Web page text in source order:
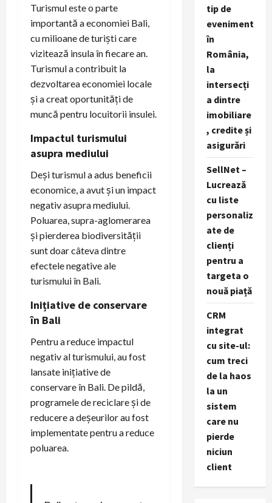
Turismul este o parte
importantă a economiei Bali,
cu milioane de turiști care
vizitează insula în fiecare an.
Turismul a contribuit la
dezvoltarea economiei locale
și a creat oportunități de
muncă pentru locuitorii insulei.
Impactul turismului
asupra mediului
Deși turismul a adus beneficii
economice, a avut și un impact
negativ asupra mediului.
Poluarea, supra-aglomerarea
și pierderea biodiversității
sunt doar câteva dintre
efectele negative ale
turismului în Bali.
Inițiative de conservare
în Bali
Pentru a reduce impactul
negativ al turismului, au fost
lansate inițiative de
conservare în Bali. De pildă,
programele de reciclare și de
reducere a deșeurilor au fost
implementate pentru a reduce
poluarea.
tip de
eveniment
în
România,
la
intersecți
a dintre
imobiliare
, credite și
asigurări
SellNet –
Lucrează
cu liste
personaliz
ate de
clienți
pentru a
targeta o
nouă piață
CRM
integrat
cu site-ul:
cum treci
de la haos
la un
sistem
care nu
pierde
niciun
client